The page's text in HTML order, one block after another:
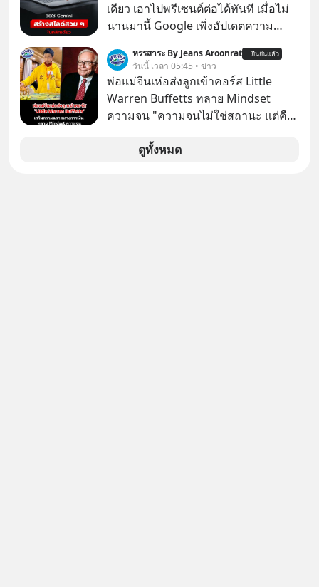
เดียว เอาไปพรีเซนต์ต่อได้ทันที เมื่อไม่
นานมานี้ Google เพิ่งอัปเดตความ
สามารถใช้ Gemini ช่วยสร้างสไลด์นำ
เสนอแบบสวย ๆ ได้ในคลิกเดียว ไม่ต้อง
เสียเวลาทำเองอีกต่อไป
หรรสาระ By Jeans Aroonrat ยืนยันแล้ว
วันนี้ เวลา 05:45 • ข่าว
พ่อแม่จีนเห่อส่งลูกเข้าคอร์ส Little
Warren Buffetts ทลาย Mindset
ความจน "ความจนไม่ใช่สถานะ แต่คือ
ดูทั้งหมด